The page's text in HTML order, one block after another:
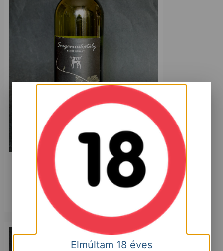
Mátrai Sárgamuskotály Késői szüret 2011
HUF
Száraz
Elmúltam 18 éves